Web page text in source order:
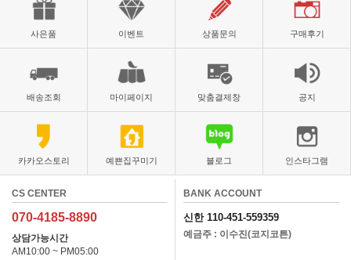
사은품 이벤트 상품문의 구매후기
배송조회 마이페이지 맞춤결제창 공지
카카오스토리 예쁜집꾸미기 블로그 인스타그램
CS CENTER
070-4185-8890
상담가능시간
AM10:00 ~ PM05:00
BANK ACCOUNT
신한 110-451-559359
예금주 : 이수진(코지코튼)